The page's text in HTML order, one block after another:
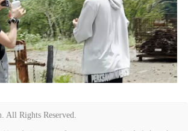
All Rights Reserved.